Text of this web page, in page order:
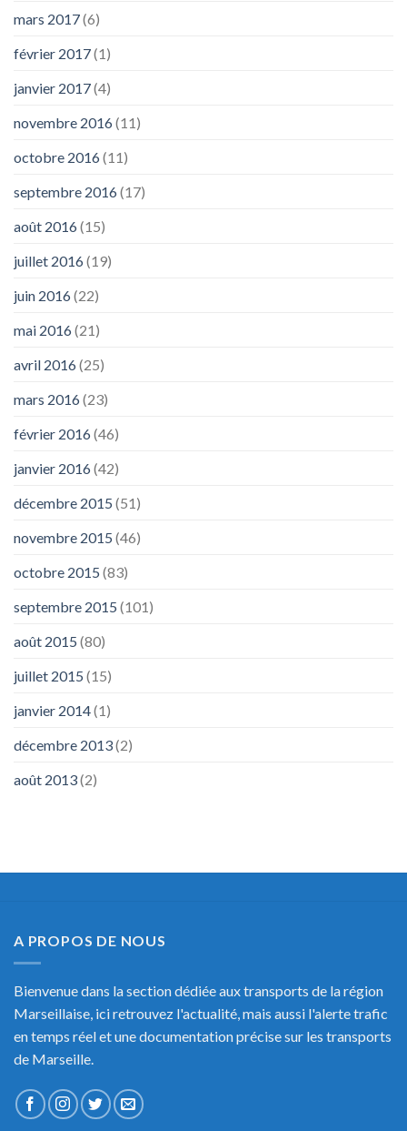
mars 2017(6)
février 2017(1)
janvier 2017(4)
novembre 2016(11)
octobre 2016(11)
septembre 2016(17)
août 2016(15)
juillet 2016(19)
juin 2016(22)
mai 2016(21)
avril 2016(25)
mars 2016(23)
février 2016(46)
janvier 2016(42)
décembre 2015 (51)
novembre 2015 (46)
octobre 2015 (83)
septembre 2015 (101)
août 2015 (80)
juillet 2015 (15)
janvier 2014(1)
décembre 2013(2)
août 2013(2)
A PROPOS DE NOUS
Bienvenue dans la section dédiée aux transports de la région
Marseillaise, ici retrouvez l'actualité, mais aussi l'alerte trafic
en temps réel et une documentation précise sur les transports
de Marseille.